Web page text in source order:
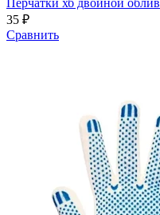
35 ₽
Сравнить